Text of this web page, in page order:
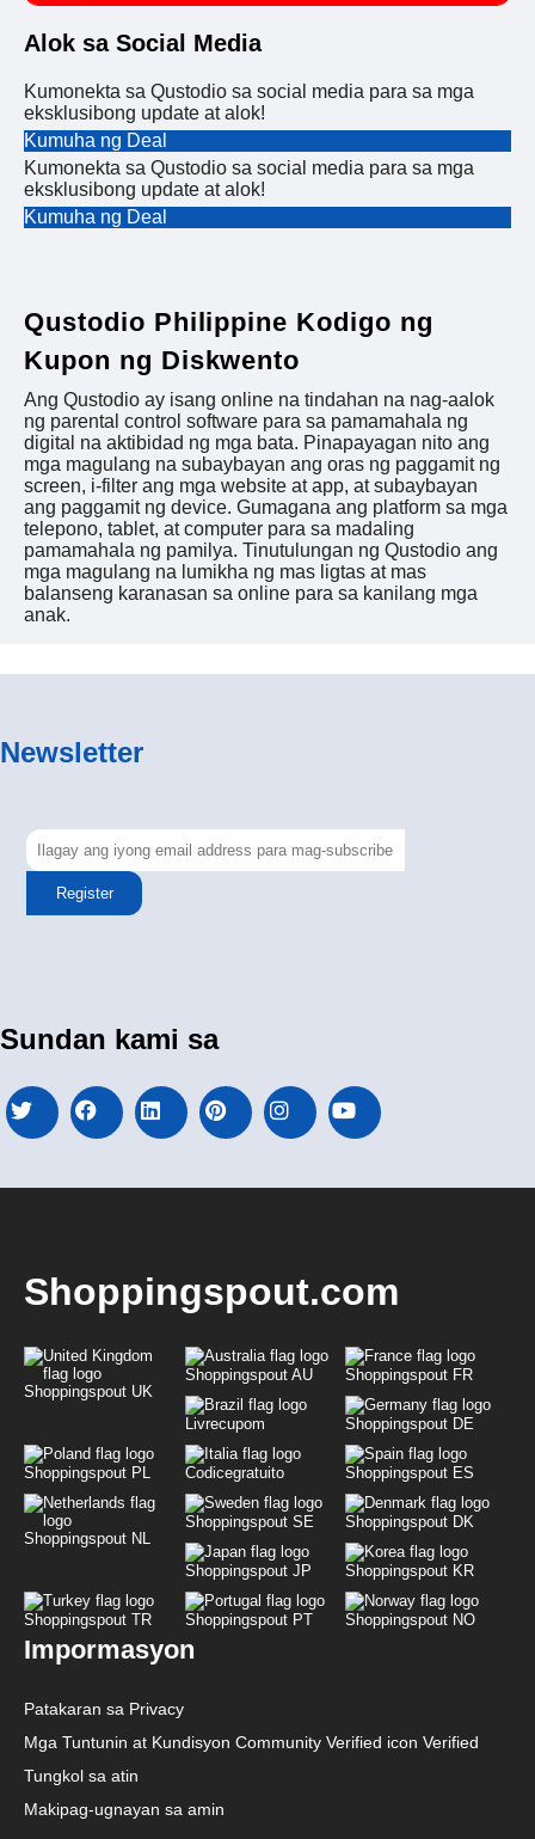
Alok sa Social Media
Kumonekta sa Qustodio sa social media para sa mga
eksklusibong update at alok!
Kumuha ng Deal
Kumonekta sa Qustodio sa social media para sa mga
eksklusibong update at alok!
Kumuha ng Deal
Qustodio Philippine Kodigo ng
Kupon ng Diskwento
Ang Qustodio ay isang online na tindahan na nag-aalok
ng parental control software para sa pamamahala ng
digital na aktibidad ng mga bata. Pinapayagan nito ang
mga magulang na subaybayan ang oras ng paggamit ng
screen, i-filter ang mga website at app, at subaybayan
ang paggamit ng device. Gumagana ang platform sa mga
telepono, tablet, at computer para sa madaling
pamamahala ng pamilya. Tinutulungan ng Qustodio ang
mga magulang na lumikha ng mas ligtas at mas
balanseng karanasan sa online para sa kanilang mga
anak.
Newsletter
Register
Sundan kami sa
Shoppingspout.com
Shoppingspout UK
Shoppingspout AU Shoppingspout FR
Livrecupom Shoppingspout DE
Shoppingspout PL Codicegratuito Shoppingspout ES
Shoppingspout NL
Shoppingspout SE Shoppingspout DK
Shoppingspout JP Shoppingspout KR
Shoppingspout TR Shoppingspout PT Shoppingspout NO
Impormasyon
Patakaran sa Privacy
Mga Tuntunin at Kundisyon Community Verified icon Verified
Tungkol sa atin
Makipag-ugnayan sa amin